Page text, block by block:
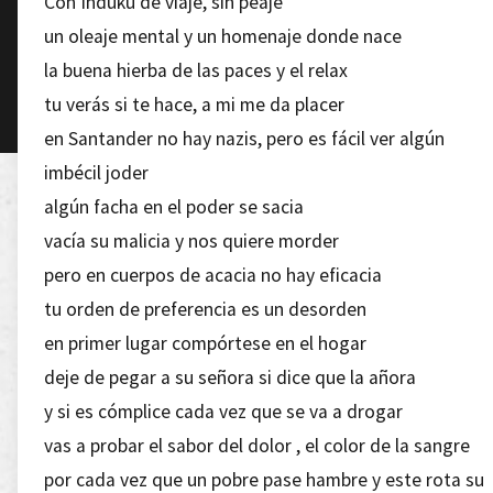
un oleaje mental y un homenaje donde nace
la buena hierba de las paces y el relax
tu verás si te hace, a mi me da placer
en Santander no hay nazis, pero es fácil ver algún
imbécil joder
algún facha en el poder se sacia
vacía su malicia y nos quiere morder
pero en cuerpos de acacia no hay eficacia
tu orden de preferencia es un desorden
en primer lugar compórtese en el hogar
deje de pegar a su señora si dice que la añora
y si es cómplice cada vez que se va a drogar
vas a probar el sabor del dolor , el color de la sangre
por cada vez que un pobre pase hambre y este rota su